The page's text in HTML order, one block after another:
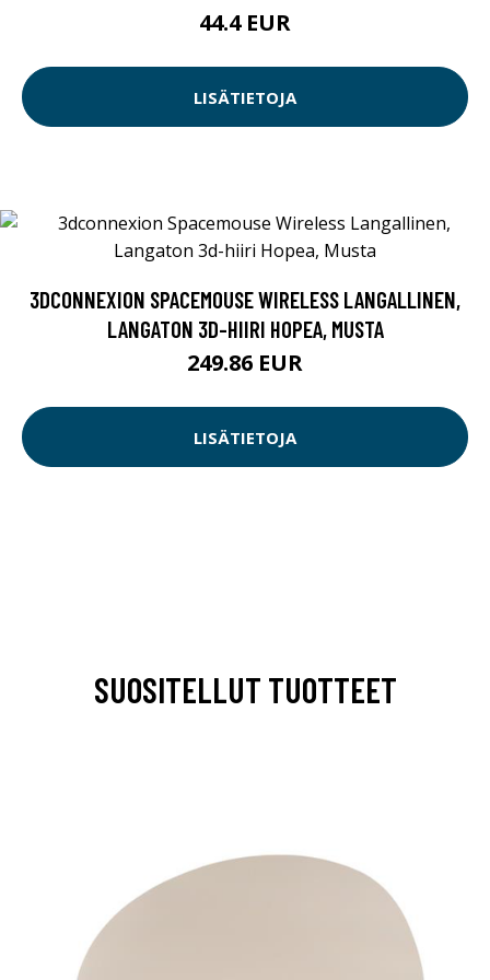
44.4 EUR
LISÄTIETOJA
3DCONNEXION SPACEMOUSE WIRELESS LANGALLINEN,
LANGATON 3D-HIIRI HOPEA, MUSTA
249.86 EUR
LISÄTIETOJA
SUOSITELLUT TUOTTEET